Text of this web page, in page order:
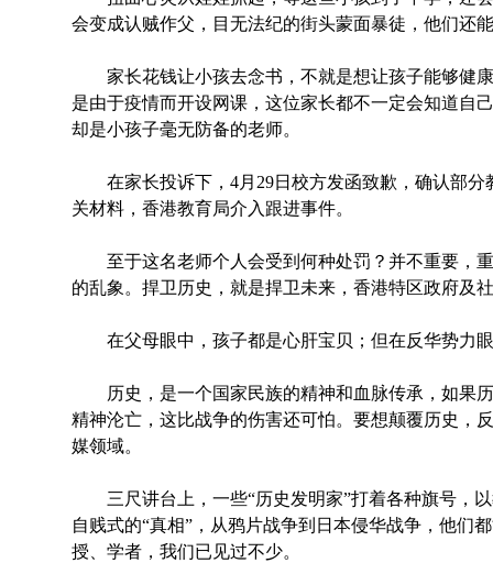
会变成认贼作父，目无法纪的街头蒙面暴徒，他们还
家长花钱让小孩去念书，不就是想让孩子能够健康
是由于疫情而开设网课，这位家长都不一定会知道自
却是小孩子毫无防备的老师。
在家长投诉下，4月29日校方发函致歉，确认部分
关材料，香港教育局介入跟进事件。
至于这名老师个人会受到何种处罚？并不重要，重
的乱象。捍卫历史，就是捍卫未来，香港特区政府及
在父母眼中，孩子都是心肝宝贝；但在反华势力眼
历史，是一个国家民族的精神和血脉传承，如果历
精神沦亡，这比战争的伤害还可怕。要想颠覆历史，
媒领域。
三尺讲台上，一些“历史发明家”打着各种旗号，以
自贱式的“真相”，从鸦片战争到日本侵华战争，他们
授、学者，我们已见过不少。